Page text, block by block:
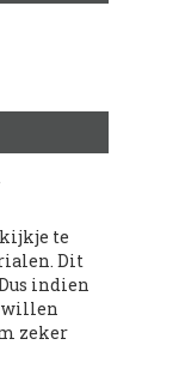
te
Dit
indien
willen
zeker